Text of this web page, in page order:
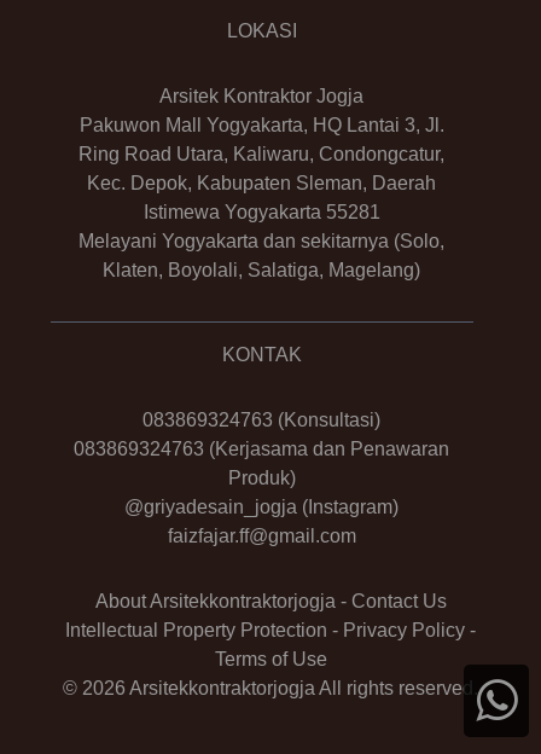
LOKASI
Arsitek Kontraktor Jogja
Pakuwon Mall Yogyakarta, HQ Lantai 3, Jl.
Ring Road Utara, Kaliwaru, Condongcatur,
Kec. Depok, Kabupaten Sleman, Daerah
Istimewa Yogyakarta 55281
Melayani Yogyakarta dan sekitarnya (Solo,
Klaten, Boyolali, Salatiga, Magelang)
KONTAK
083869324763 (Konsultasi)
083869324763 (Kerjasama dan Penawaran
Produk)
@griyadesain_jogja (Instagram)
faizfajar.ff@gmail.com
About Arsitekkontraktorjogja - Contact Us
Intellectual Property Protection - Privacy Policy -
Terms of Use
© 2026 Arsitekkontraktorjogja All rights reserved.